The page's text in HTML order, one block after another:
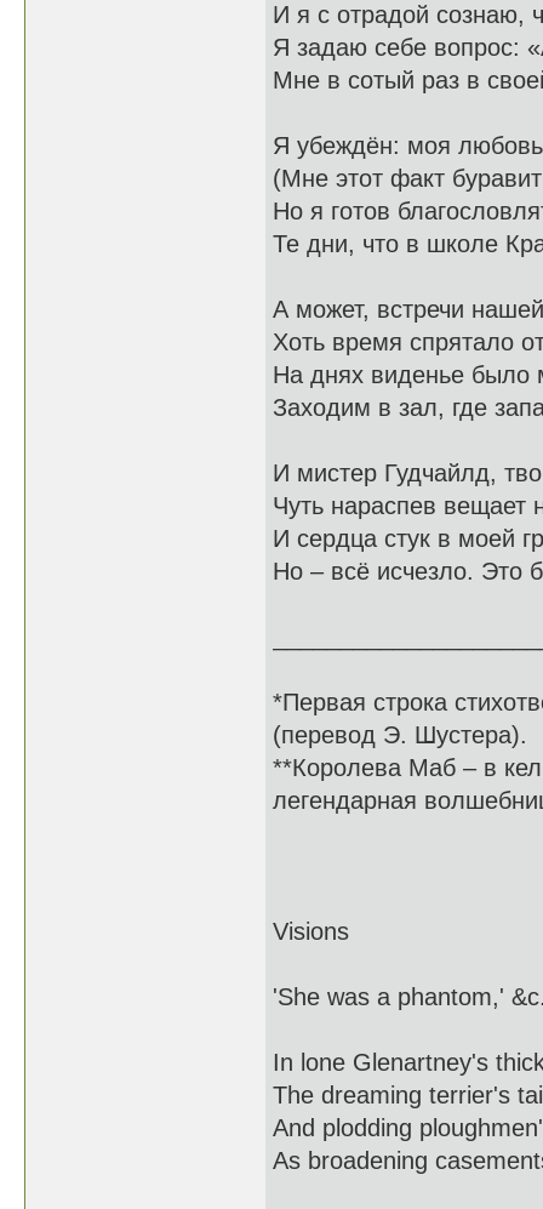
И я с отрадой сознаю,
Я задаю себе вопрос:
Мне в сотый раз в
Я убеждён: моя
(Мне этот факт
Но я готов
Те дни, что в школе
А может, встречи
Хоть время спрятало
На днях виденье было
Заходим в зал, где
И мистер Гудчайлд,
Чуть нараспев вещает
И сердца стук в моей
Но – всё исчезло. Это
*Первая строка
(перевод Э. Шустера).
**Королева Маб – в
легендарная
Visions
'She was a phantom,'
In lone Glenartney's
The dreaming terrier's
And plodding
As broadening